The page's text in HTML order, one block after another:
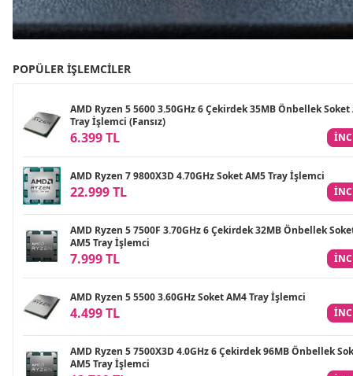
POPÜLER İŞLEMCILER
AMD Ryzen 5 5600 3.50GHz 6 Çekirdek 35MB Önbellek Soket
Tray İşlemci (Fansız)
6.399 TL
AMD Ryzen 7 9800X3D 4.70GHz Soket AM5 Tray İşlemci
22.999 TL
AMD Ryzen 5 7500F 3.70GHz 6 Çekirdek 32MB Önbellek
AM5 Tray İşlemci
7.999 TL
AMD Ryzen 5 5500 3.60GHz Soket AM4 Tray İşlemci
4.499 TL
AMD Ryzen 5 7500X3D 4.0GHz 6 Çekirdek 96MB Önbellek
AM5 Tray İşlemci